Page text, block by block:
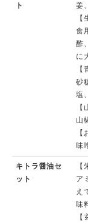
ト
姜
食
酢
に
砂
塩
【
山
【
味
キトラ醤油セ
ット
ア
え
味